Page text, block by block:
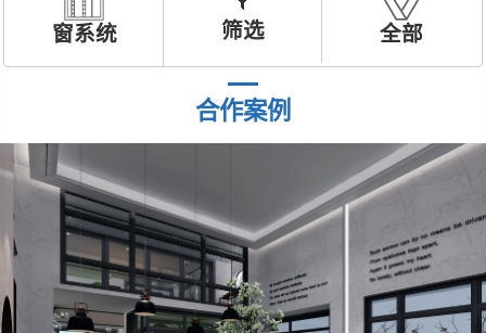
窗系统 筛选 全部
合作案例